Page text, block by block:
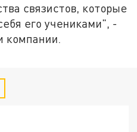
связистов, которые
его учениками", -
компании.